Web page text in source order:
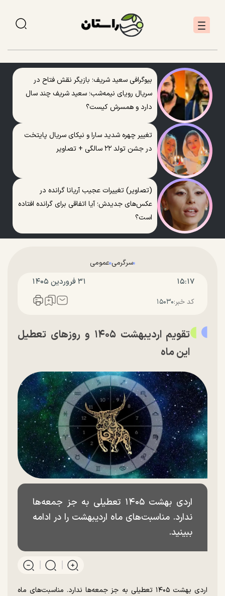
بیوگرافی سعید شریف؛ بازیگر نقش فتاح در
سریال رویای نیمه‌شب؛ سعید شریف چند سال
دارد و همسرش کیست؟
تغییر چهره شدید سارا و نیکای سریال پایتخت
در جشن تولد ۲۲ سالگی + تصاویر
(تصاویر) تغییرات عجیب آریانا گرانده در
عکس‌های جدیدش؛ آیا اتفاقی برای گرانده افتاده
است؟
سرگرمی عمومی
۱۵:۱۷ ۳۱ فروردين ۱۴۰۵
کد خبر:۱۵۰۳۰
تقویم اردیبهشت ۱۴۰۵ و روز‌های تعطیل
این ماه
اردی بهشت ۱۴۰۵ تعطیلی به جز جمعه‌ها
ندارد. مناسبت‌های ماه اردیبهشت را در ادامه
ببینید.
اردی بهشت ۱۴۰۵ تعطیلی به جز جمعه‌ها ندارد. مناسبت‌های ماه